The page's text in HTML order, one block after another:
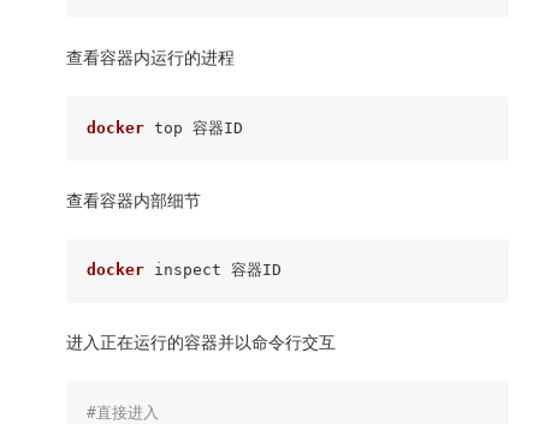
查看容器内运行的进程
docker
查看容器内部细节
docker
进入正在运行的容器并以命令行交互
#直接进入